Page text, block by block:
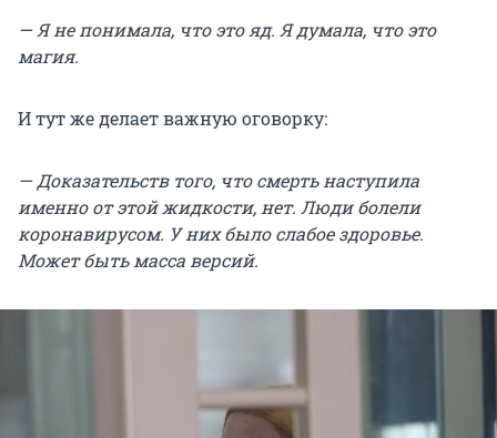
— Я не понимала, что это яд. Я думала, что это
магия.
И тут же делает важную оговорку:
— Доказательств того, что смерть наступила
именно от этой жидкости, нет. Люди болели
коронавирусом. У них было слабое здоровье.
Может быть масса версий.